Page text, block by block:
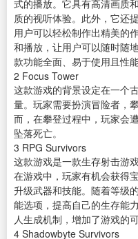
式的播放。它具有高清画质
质的视听体验。此外，它还
用户可以轻松制作出精美的
和播放，让用户可以随时随
款功能全面、易于使用且性
2 Focus Tower
这款游戏的背景设定在一个
量。玩家需要扮演冒险者，
而，在攀登过程中，玩家会
坠落死亡。
3 RPG Survivors
这款游戏是一款生存射击游
在游戏中，玩家有机会获得
升级武器和技能。随着等级
能选项，提高自己的生存能
人生成机制，增加了游戏的
4 Shadowbyte Survivors